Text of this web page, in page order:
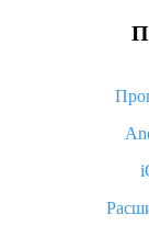
Что делать,
Как
Вы отменили
Что такое